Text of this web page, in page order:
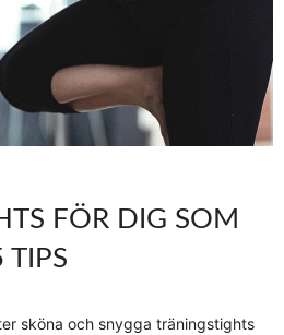
FÖR DIG SOM
TIPS
sköna och snygga träningstights